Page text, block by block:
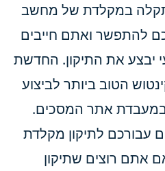
תקלה במקלדת של מחשב
להתפשר ואתם חייבים
יבצע את התיקון. החדשת
הטוב ביותר לביצוע
אתר המסכים.
עבורכם לתיקון מקלדת
אתם רוצים שתיקון